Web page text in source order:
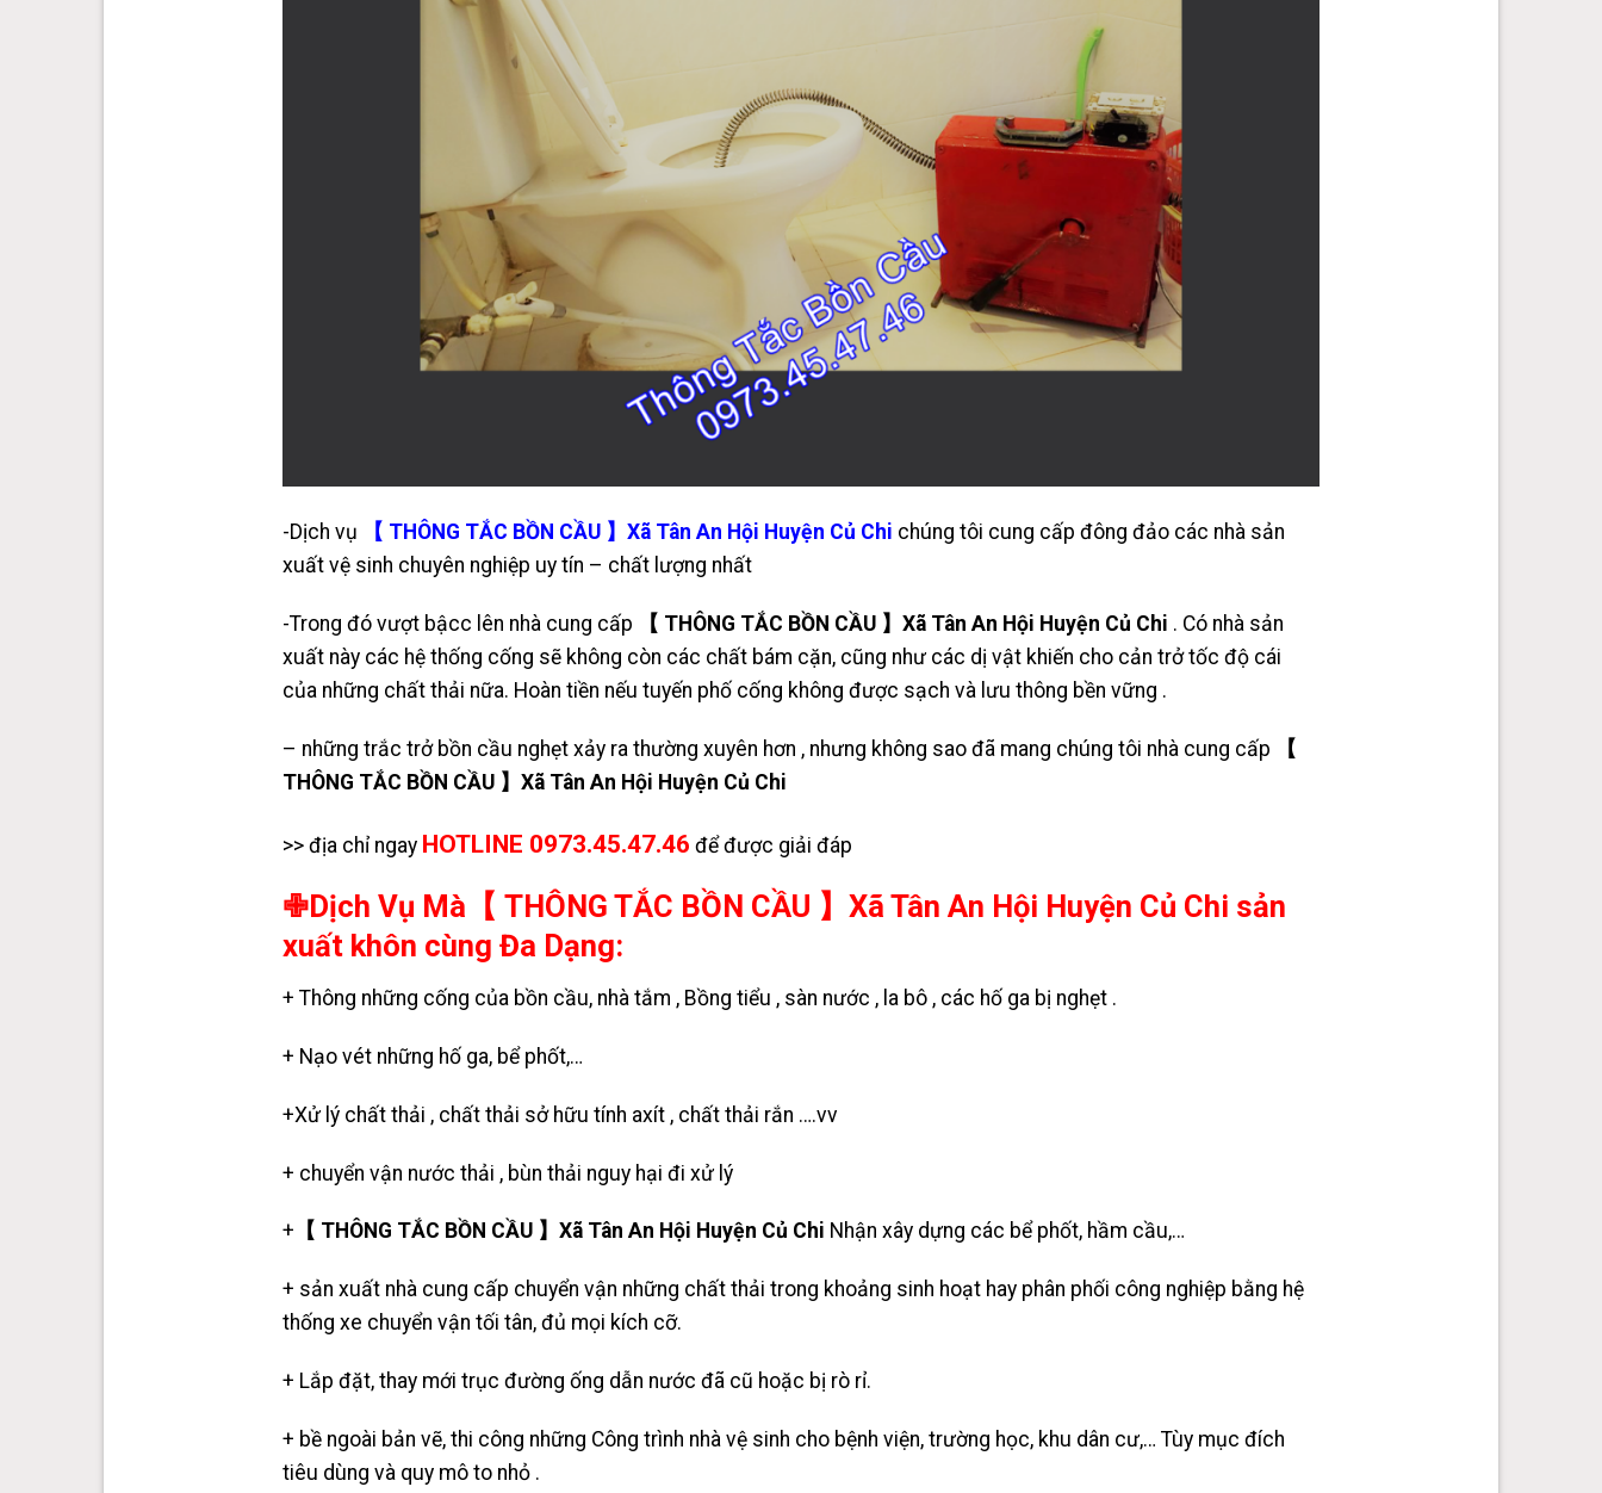
-Dịch vụ 【 THÔNG TẮC BỒN CẦU 】Xã Tân An Hội Huyện Củ Chi chúng tôi cung cấp đông đảo các nhà sản
xuất vệ sinh chuyên nghiệp uy tín – chất lượng nhất
-Trong đó vượt bậcc lên nhà cung cấp 【 THÔNG TẮC BỒN CẦU 】Xã Tân An Hội Huyện Củ Chi . Có nhà sản
xuất này các hệ thống cống sẽ không còn các chất bám cặn, cũng như các dị vật khiến cho cản trở tốc độ cái
của những chất thải nữa. Hoàn tiền nếu tuyến phố cống không được sạch và lưu thông bền vững .
– những trắc trở bồn cầu nghẹt xảy ra thường xuyên hơn , nhưng không sao đã mang chúng tôi nhà cung cấp
【
THÔNG TẮC BỒN CẦU 】Xã Tân An Hội Huyện Củ Chi
>> địa chỉ ngay HOTLINE 0973.45.47.46 để được giải đáp
✙Dịch Vụ Mà【 THÔNG TẮC BỒN CẦU 】Xã Tân An Hội Huyện Củ Chi sản
xuất khôn cùng Đa Dạng:
+ Thông những cống của bồn cầu, nhà tắm , Bồng tiểu , sàn nước , la bô , các hố ga bị nghẹt .
+ Nạo vét những hố ga, bể phốt,…
+Xử lý chất thải , chất thải sở hữu tính axít , chất thải rắn ….vv
+ chuyển vận nước thải , bùn thải nguy hại đi xử lý
+ 【 THÔNG TẮC BỒN CẦU 】Xã Tân An Hội Huyện Củ Chi Nhận xây dựng các bể phốt, hầm cầu,…
+ sản xuất nhà cung cấp chuyển vận những chất thải trong khoảng sinh hoạt hay phân phối công nghiệp bằng hệ
thống xe chuyển vận tối tân, đủ mọi kích cỡ.
+ Lắp đặt, thay mới trục đường ống dẫn nước đã cũ hoặc bị rò rỉ.
+ bề ngoài bản vẽ, thi công những Công trình nhà vệ sinh cho bệnh viện, trường học, khu dân cư,… Tùy mục đích
tiêu dùng và quy mô to nhỏ .